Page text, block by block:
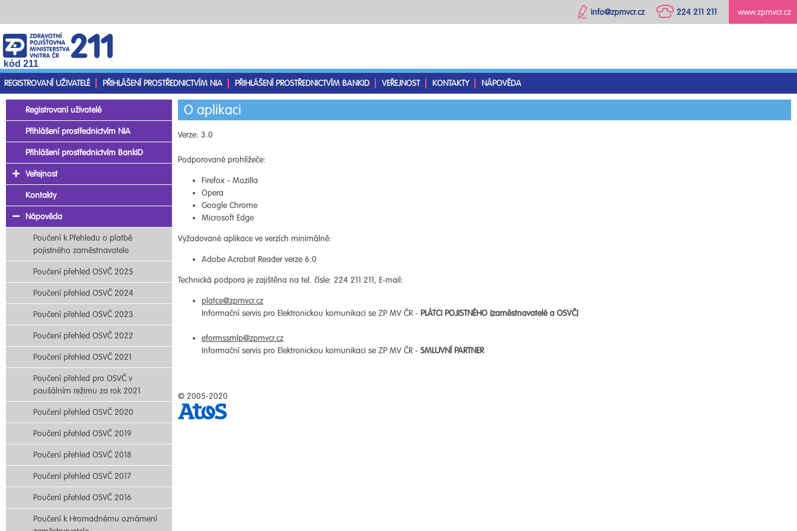
www.zpmvcr.cz
224 211 211
info@zpmvcr.cz
kód 211
REGISTROVANÍ UŽIVATELÉ
PŘIHLÁŠENÍ PROSTŘEDNICTVÍM NIA PŘIHLÁŠENÍ PROSTŘEDNICTVÍM BANKID VEŘEJNOST KONTAKTY NÁPOVĚDA
O aplikaci
Verze: 3.0
Podporované prohlížeče:
Firefox - Mozilla
Opera
Google Chrome
Microsoft Edge
Vyžadované aplikace ve verzích minimálně:
Adobe Acrobat Reader verze 6.0
Technická podpora je zajištěna na tel. čísle: 224 211 211, E-mail:
platce@zpmvcr.cz
Informační servis pro Elektronickou komunikaci se ZP MV ČR - PLÁTCI POJISTNÉHO (zaměstnavatelé a OSVČ)
eformssmlp@zpmvcr.cz
Informační servis pro Elektronickou komunikaci se ZP MV ČR - SMLUVNÍ PARTNER
© 2005-2020
Registrovaní uživatelé
Přihlášení prostřednictvím NIA
Přihlášení prostřednictvím BankID
Veřejnost
Kontakty
Nápověda
Poučení k Přehledu o platbě
pojistného zaměstnavatele
Poučení přehled OSVČ 2025
Poučení přehled OSVČ 2024
Poučení přehled OSVČ 2023
Poučení přehled OSVČ 2022
Poučení přehled OSVČ 2021
Poučení přehled pro OSVČ v
paušálním režimu za rok 2021
Poučení přehled OSVČ 2020
Poučení přehled OSVČ 2019
Poučení přehled OSVČ 2018
Poučení přehled OSVČ 2017
Poučení přehled OSVČ 2016
Poučení k Hromadnému oznámení